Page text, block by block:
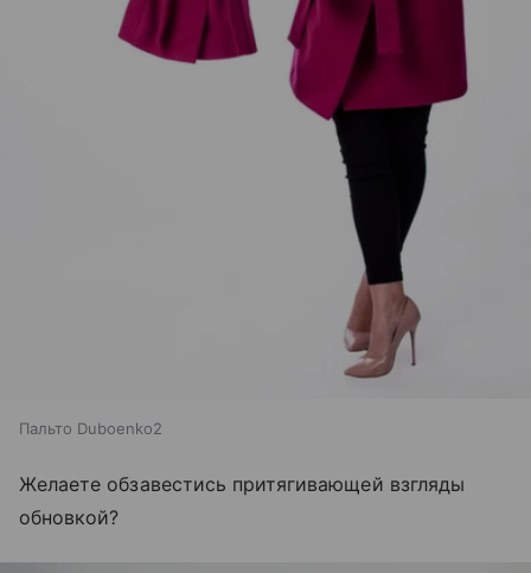
Пальто Duboenko2
Желаете обзавестись притягивающей взгляды
обновкой?